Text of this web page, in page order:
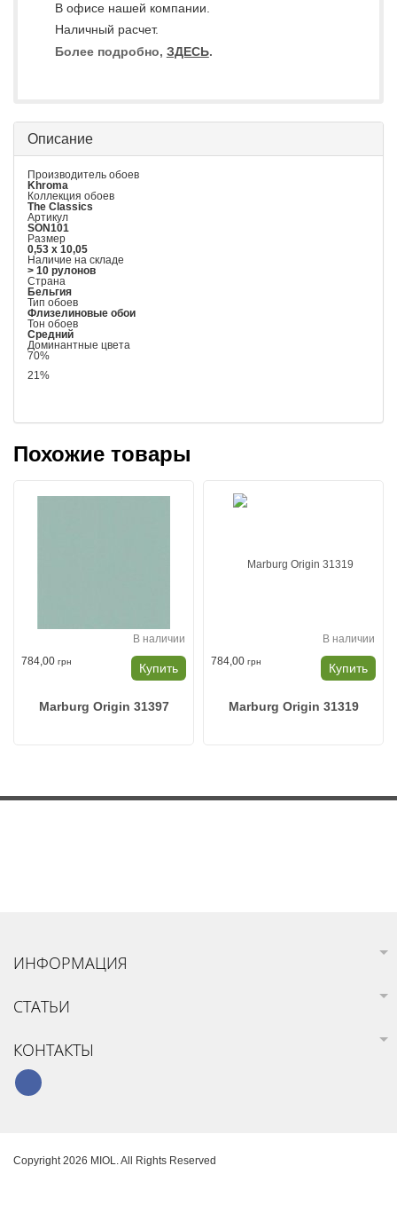
В офисе нашей компании.
Наличный расчет.
Более подробно, ЗДЕСЬ.
Описание
Производитель обоев
Khroma
Коллекция обоев
The Classics
Артикул
SON101
Размер
0,53 x 10,05
Наличие на складе
> 10 рулонов
Страна
Бельгия
Тип обоев
Флизелиновые обои
Тон обоев
Средний
Доминантные цвета
70%
21%
Похожие товары
В наличии
784,00 грн Купить
Marburg Origin 31397
В наличии
784,00 грн Купить
Marburg Origin 31319
ИНФОРМАЦИЯ
СТАТЬИ
КОНТАКТЫ
Copyright 2026 MIOL. All Rights Reserved